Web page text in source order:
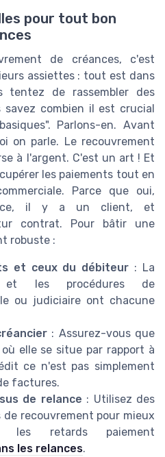
pour tout bon
de créances, c'est
assiettes : tout est dans
tentez de rassembler des
savez combien il est crucial
Parlons-en. Avant
on parle. Le recouvrement
à l'argent. C'est un art ! Et
les paiements tout en
Parce que oui,
il y a un client, et
contrat. Pour bâtir une
robuste :
et ceux du débiteur : La
et les procédures de
ou judiciaire ont chacune
: Assurez-vous que
elle se situe par rapport à
ce n'est pas simplement
factures.
de relance : Utilisez des
de recouvrement pour mieux
retards paiement
les relances.